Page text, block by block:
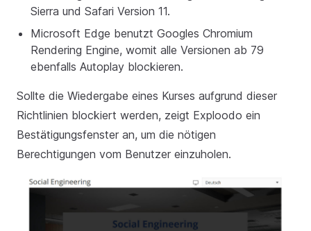
Sierra und Safari Version 11.
Microsoft Edge benutzt Googles Chromium
Rendering Engine, womit alle Versionen ab 79
ebenfalls Autoplay blockieren.
Sollte die Wiedergabe eines Kurses aufgrund dieser
Richtlinien blockiert werden, zeigt Exploodo ein
Bestätigungsfenster an, um die nötigen
Berechtigungen vom Benutzer einzuholen.